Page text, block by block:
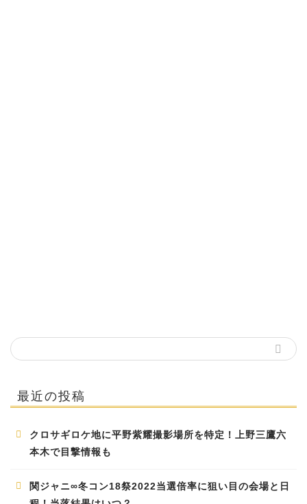
最近の投稿
クロサギロケ地に平野紫耀撮影場所を特定！上野三鷹六
本木で目撃情報も
関ジャニ∞冬コン18祭2022当選倍率に狙い目の会場と日